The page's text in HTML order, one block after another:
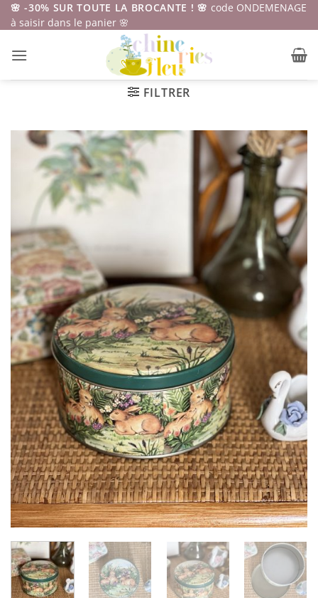
Passer
au
🌸 -30% SUR TOUTE LA BROCANTE ! 🌸 code ONDEMENAGE
à saisir dans le panier 🌸
FILTRER